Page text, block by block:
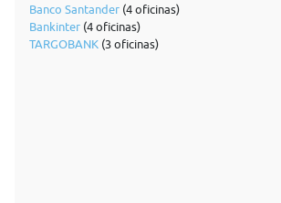
Banco Santander (4 oficinas)
Bankinter (4 oficinas)
TARGOBANK (3 oficinas)